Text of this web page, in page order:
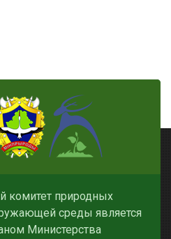
комитет природных
среды является
Министерства